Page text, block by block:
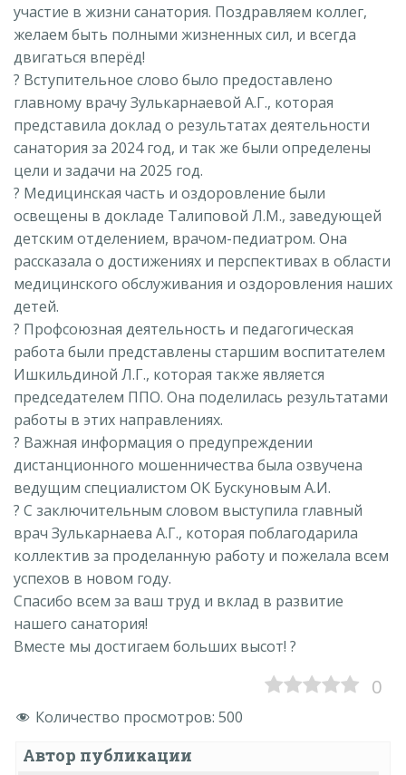
участие в жизни санатория. Поздравляем коллег,
желаем быть полными жизненных сил, и всегда
двигаться вперёд!
? Вступительное слово было предоставлено
главному врачу Зулькарнаевой А.Г., которая
представила доклад о результатах деятельности
санатория за 2024 год, и так же были определены
цели и задачи на 2025 год.
? Медицинская часть и оздоровление были
освещены в докладе Талиповой Л.М., заведующей
детским отделением, врачом-педиатром. Она
рассказала о достижениях и перспективах в области
медицинского обслуживания и оздоровления наших
детей.
? Профсоюзная деятельность и педагогическая
работа были представлены старшим воспитателем
Ишкильдиной Л.Г., которая также является
председателем ППО. Она поделилась результатами
работы в этих направлениях.
? Важная информация о предупреждении
дистанционного мошенничества была озвучена
ведущим специалистом ОК Бускуновым А.И.
? С заключительным словом выступила главный
врач Зулькарнаева А.Г., которая поблагодарила
коллектив за проделанную работу и пожелала всем
успехов в новом году.
Спасибо всем за ваш труд и вклад в развитие
нашего санатория!
Вместе мы достигаем больших высот! ?
0
Количество просмотров: 500
Автор публикации